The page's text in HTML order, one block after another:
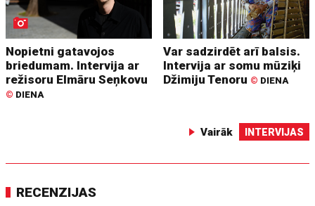
Nopietni gatavojos
briedumam. Intervija ar
režisoru Elmāru Seņkovu
© DIENA
Var sadzirdēt arī balsis.
Intervija ar somu mūziķi
Džimiju Tenoru © DIENA
Vairāk INTERVIJAS
RECENZIJAS